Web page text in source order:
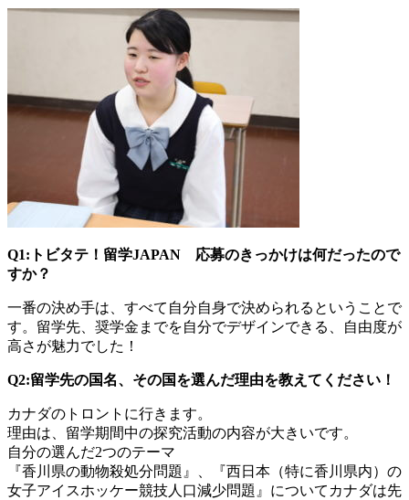
Q1:トビタテ！留学JAPAN 応募のきっかけは何だったので
すか？
一番の決め手は、すべて自分自身で決められるということで
す。留学先、奨学金までを自分でデザインできる、自由度が
高さが魅力でした！
Q2:留学先の国名、その国を選んだ理由を教えてください！
カナダのトロントに行きます。
理由は、留学期間中の探究活動の内容が大きいです。
自分の選んだ2つのテーマ
『香川県の動物殺処分問題』、『西日本（特に香川県内）の
女子アイスホッケー競技人口減少問題』についてカナダは先